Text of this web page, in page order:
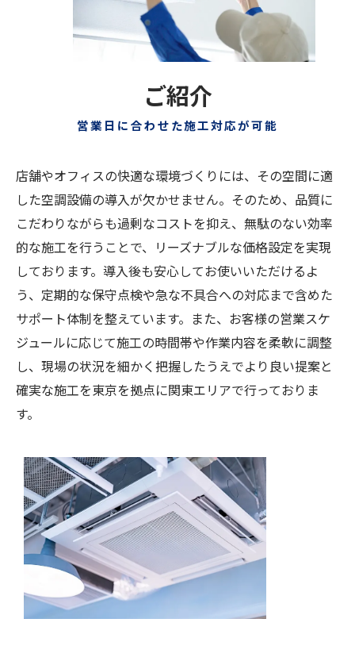
ご紹介
営業日に合わせた施工対応が可能
店舗やオフィスの快適な環境づくりには、その空間に適
した空調設備の導入が欠かせません。そのため、品質に
こだわりながらも過剰なコストを抑え、無駄のない効率
的な施工を行うことで、リーズナブルな価格設定を実現
しております。導入後も安心してお使いいただけるよ
う、定期的な保守点検や急な不具合への対応まで含めた
サポート体制を整えています。また、お客様の営業スケ
ジュールに応じて施工の時間帯や作業内容を柔軟に調整
し、現場の状況を細かく把握したうえでより良い提案と
確実な施工を東京を拠点に関東エリアで行っておりま
す。